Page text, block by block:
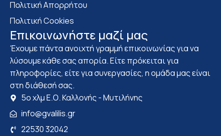
Πολιτική Απορρήτου
Πολιτική Cookies
Επικοινωνήστε μαζί μας
Έχουμε πάντα ανοιχτή γραμμή επικοινωνίας για να
λύσουμε κάθε σας απορία. Είτε πρόκειται για
πληροφορίες, είτε για συνεργασίες, η ομάδα μας είναι
στη διάθεσή σας.
5ο χλμ Ε.Ο. Καλλονής - Μυτιλήνης
info@gvalilis.gr
22530 32042